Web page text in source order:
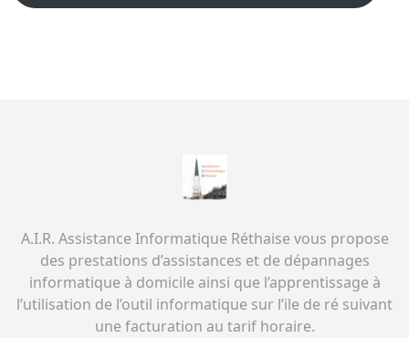
A.I.R. Assistance Informatique Réthaise vous propose
des prestations d’assistances et de dépannages
informatique à domicile ainsi que l’apprentissage à
l’utilisation de l’outil informatique sur l’ile de ré suivant
une facturation au tarif horaire.